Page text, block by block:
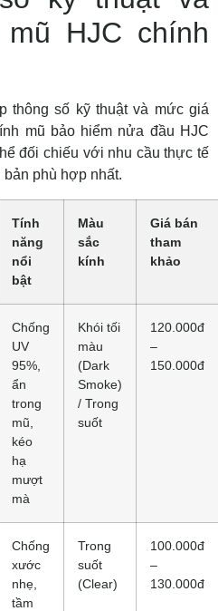
HJC chính
thông số kỹ thuật và mức giá
mũ bảo hiểm nửa đầu HJC
đối chiếu với nhu cầu thực tế
phù hợp nhất.
Tính
năng
nổi
bật
Màu
sắc
kính
Giá bán
tham
khảo
Chống
UV
95%,
ẩn
trong
mũ,
kéo
hạ
mượt
mà
Khói tối
màu
(Dark
Smoke)
/ Trong
suốt
120.000đ
–
150.000đ
Chống
xước
nhẹ,
tầm
Trong
suốt
(Clear)
100.000đ
–
130.000đ